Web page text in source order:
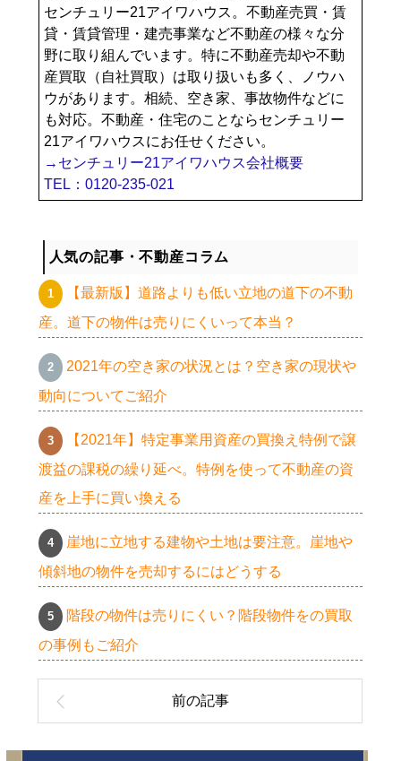
センチュリー21アイワハウス。不動産売買・賃
貸・賃貸管理・建売事業など不動産の様々な分
野に取り組んでいます。特に不動産売却や不動
産買取（自社買取）は取り扱いも多く、ノウハ
ウがあります。相続、空き家、事故物件などに
も対応。不動産・住宅のことならセンチュリー
21アイワハウスにお任せください。
→センチュリー21アイワハウス会社概要
TEL：0120-235-021
人気の記事・不動産コラム
【最新版】道路よりも低い立地の道下の不動
産。道下の物件は売りにくいって本当？
2021年の空き家の状況とは？空き家の現状や
動向についてご紹介
【2021年】特定事業用資産の買換え特例で譲
渡益の課税の繰り延べ。特例を使って不動産の資
産を上手に買い換える
崖地に立地する建物や土地は要注意。崖地や
傾斜地の物件を売却するにはどうする
階段の物件は売りにくい？階段物件をの買取
の事例もご紹介